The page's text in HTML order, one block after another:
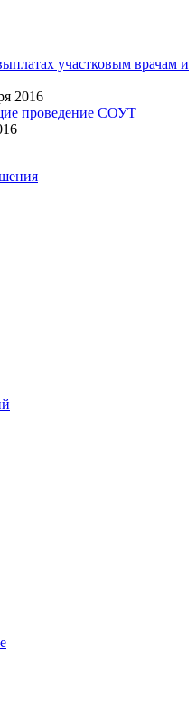
участковым врачам и
2016
проведение СОУТ